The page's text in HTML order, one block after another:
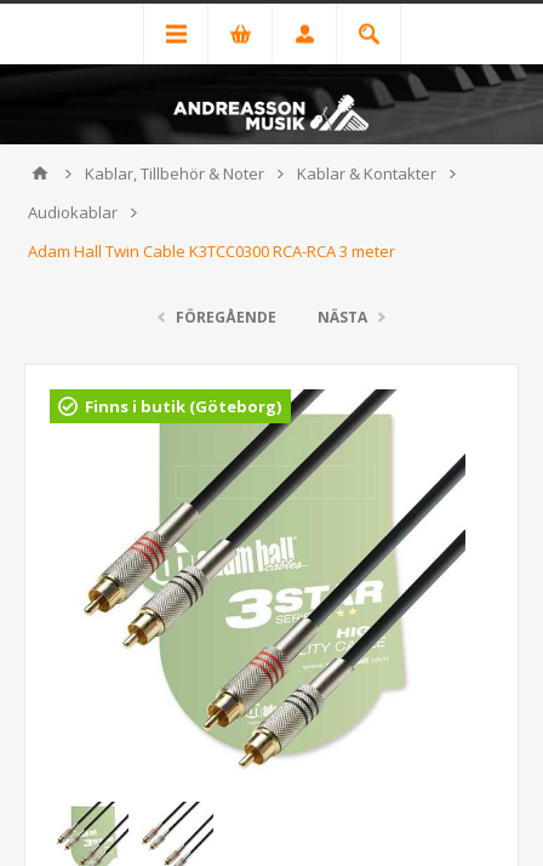
Kablar, Tillbehör & Noter
Kablar & Kontakter
Audiokablar
Adam Hall Twin Cable K3TCC0300 RCA-RCA 3 meter
FÖREGÅENDE NÄSTA
Finns i butik (Göteborg)